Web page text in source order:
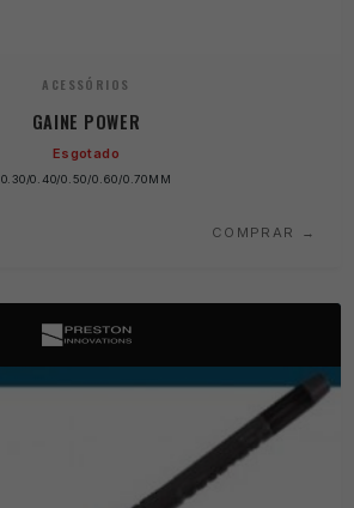
ACESSÓRIOS
GAINE POWER
Esgotado
0.30/0.40/0.50/0.60/0.70MM
COMPRAR